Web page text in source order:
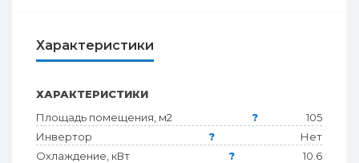
Характеристики
ХАРАКТЕРИСТИКИ
Площадь помещения, м2
?
105
Инвертор
?
Нет
Охлаждение, кВт
?
10.6